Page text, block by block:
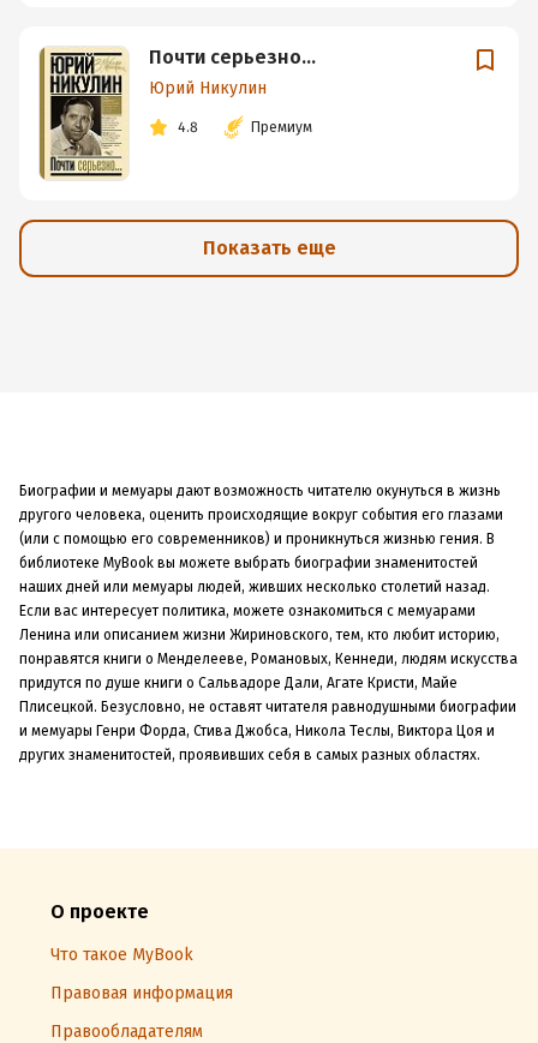
Почти серьезно…
Юрий Никулин
4.8 Премиум
Показать еще
Биографии и мемуары дают возможность читателю окунуться в жизнь
другого человека, оценить происходящие вокруг события его глазами
(или с помощью его современников) и проникнуться жизнью гения. В
библиотеке MyBook вы можете выбрать биографии знаменитостей
наших дней или мемуары людей, живших несколько столетий назад.
Если вас интересует политика, можете ознакомиться с мемуарами
Ленина или описанием жизни Жириновского, тем, кто любит историю,
понравятся книги о Менделееве, Романовых, Кеннеди, людям искусства
придутся по душе книги о Сальвадоре Дали, Агате Кристи, Майе
Плисецкой. Безусловно, не оставят читателя равнодушными биографии
и мемуары Генри Форда, Стива Джобса, Никола Теслы, Виктора Цоя и
других знаменитостей, проявивших себя в самых разных областях.
О проекте
Что такое MyBook
Правовая информация
Правообладателям